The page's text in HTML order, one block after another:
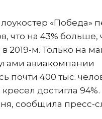
«Победа»
что на 43% больше,
2019-м. Только на
авиакомпании
почти 400 тыс.
достигла
сообщила пресс-